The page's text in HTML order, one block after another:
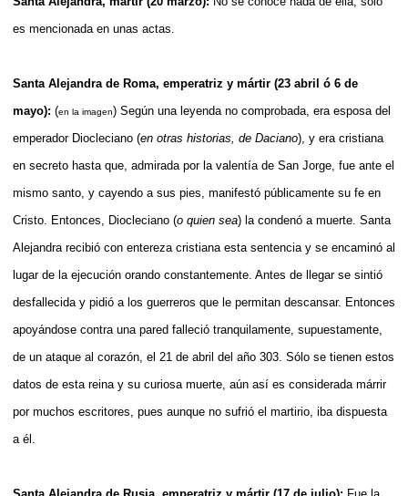
es mencionada en unas actas.
Santa Alejandra de Roma, emperatriz y mártir (23 abril ó 6 de
mayo): (en la imagen) Según una leyenda no comprobada, era esposa del
emperador Diocleciano (en otras historias, de Daciano), y era cristiana
en secreto hasta que, admirada por la valentía de San Jorge, fue ante el
mismo santo, y cayendo a sus pies, manifestó públicamente su fe en
Cristo. Entonces, Diocleciano (o quien sea) la condenó a muerte. Santa
Alejandra recibió con entereza cristiana esta sentencia y se encaminó al
lugar de la ejecución orando constantemente. Antes de llegar se sintió
desfallecida y pidió a los guerreros que le permitan descansar. Entonces
apoyándose contra una pared falleció tranquilamente, supuestamente,
de un ataque al corazón, el 21 de abril del año 303. Sólo se tienen estos
datos de esta reina y su curiosa muerte, aún así es considerada márrir
por muchos escritores, pues aunque no sufrió el martirio, iba dispuesta
a él.